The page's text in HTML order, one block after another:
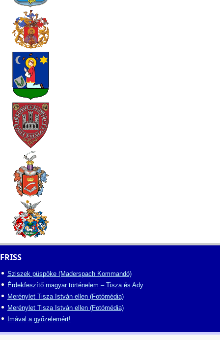
FRISS
Sziszek püspöke (Maderspach Kommandó)
Érdekfeszítő magyar történelem – Tisza és Ady
Merénylet Tisza István ellen (Fotómédia)
Merénylet Tisza István ellen (Fotómédia)
Imával a győzelemért!